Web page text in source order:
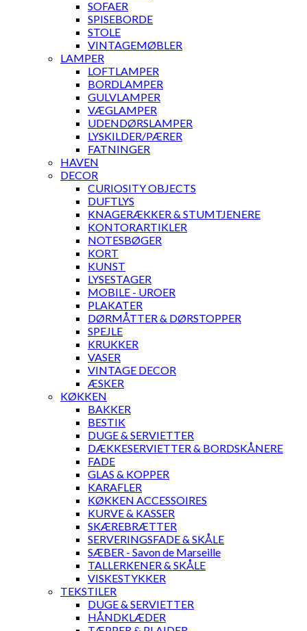
SOFAER
SPISEBORDE
STOLE
VINTAGEMØBLER
LAMPER
LOFTLAMPER
BORDLAMPER
GULVLAMPER
VÆGLAMPER
UDENDØRSLAMPER
LYSKILDER/PÆRER
FATNINGER
HAVEN
DECOR
CURIOSITY OBJECTS
DUFTLYS
KNAGERÆKKER & STUMTJENERE
KONTORARTIKLER
NOTESBØGER
KORT
KUNST
LYSESTAGER
MOBILE - UROER
PLAKATER
DØRMÅTTER & DØRSTOPPER
SPEJLE
KRUKKER
VASER
VINTAGE DECOR
ÆSKER
KØKKEN
BAKKER
BESTIK
DUGE & SERVIETTER
DÆKKESERVIETTER & BORDSKÅNERE
FADE
GLAS & KOPPER
KARAFLER
KØKKEN ACCESSOIRES
KURVE & KASSER
SKÆREBRÆTTER
SERVERINGSFADE & SKÅLE
SÆBER - Savon de Marseille
TALLERKENER & SKÅLE
VISKESTYKKER
TEKSTILER
DUGE & SERVIETTER
HÅNDKLÆDER